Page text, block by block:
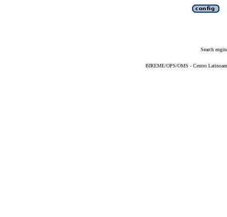
Search
BIREME/OPS/OMS - Centro